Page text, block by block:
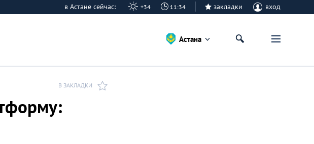
в Астане сейчас: +34 11:34 закладки вход
Астана
В ЗАКЛАДКИ